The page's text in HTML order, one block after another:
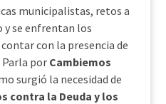
municipalistas, retos a
y se enfrentan los
con la presencia de
Parla por Cambiemos
surgió la necesidad de
contra la Deuda y los